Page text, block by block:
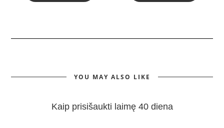
YOU MAY ALSO LIKE
Kaip prisišaukti laimę 40 diena